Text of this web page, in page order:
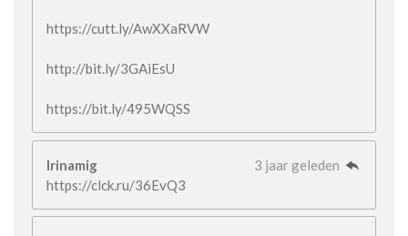
https://cutt.ly/AwXXaRVW
http://bit.ly/3GAiEsU
https://bit.ly/495WQSS
Irinamig
3 jaar geleden
https://clck.ru/36EvQ3